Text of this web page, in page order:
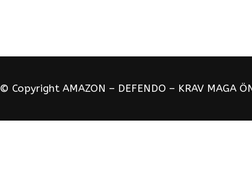
© Copyright AMAZON – DEFENDO – KRAV MAGA